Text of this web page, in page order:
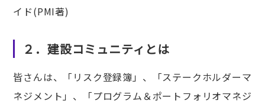
イド(PMI著)
２．建設コミュニティとは
皆さんは、「リスク登録簿」、「ステークホルダーマ
ネジメント」、「プログラム＆ポートフォリオマネジ